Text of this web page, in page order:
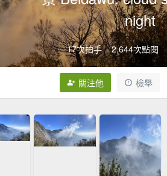
night
17次拍手 2,644次點閱
關注他 檢舉